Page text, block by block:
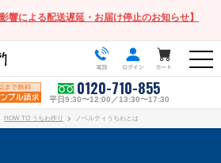
響による配送遅延・お届け停止のお知らせ】
0120-710-855
平日9:30〜12:00／13:30〜17:30
HOW TO うちわ作り ノベルティうちわとは